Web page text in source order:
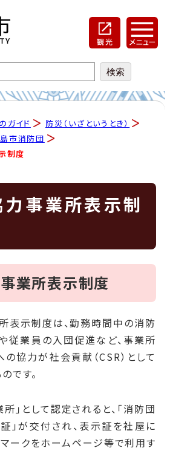
ガイド
防災（いざというとき）
市消防団
制度
事業所表示制
業所表示制度
表示制度は、勤務時間中の消防
従業員の入団促進など、事業所
協力が社会貢献（CSR）として
です。
」として認定されると、「消防団
」が交付され、表示証を社屋に
ークをホームページ等で利用す